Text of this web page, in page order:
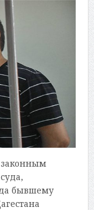
законным
бывшему